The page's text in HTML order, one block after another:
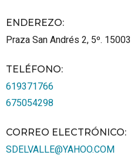
ENDEREZO:
Praza San Andrés 2, 5º. 15003
TELÉFONO:
619371766
675054298
CORREO ELECTRÓNICO:
SDELVALLE@YAHOO.COM